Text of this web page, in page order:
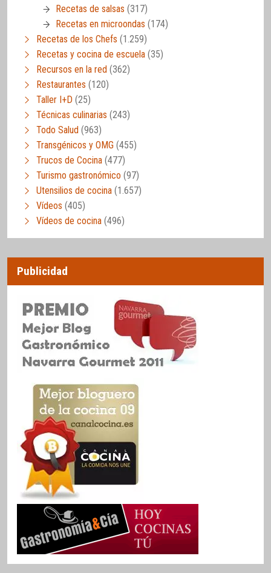
Recetas de salsas (317)
Recetas en microondas (174)
Recetas de los Chefs (1.259)
Recetas y cocina de escuela (35)
Recursos en la red (362)
Restaurantes (120)
Taller I+D (25)
Técnicas culinarias (243)
Todo Salud (963)
Transgénicos y OMG (455)
Trucos de Cocina (477)
Turismo gastronómico (97)
Utensilios de cocina (1.657)
Vídeos (405)
Vídeos de cocina (496)
Publicidad